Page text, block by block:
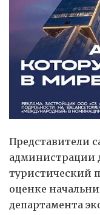
Представители
администрации
туристический
оценке
департамента